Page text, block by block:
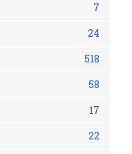
7
24
518
58
17
22